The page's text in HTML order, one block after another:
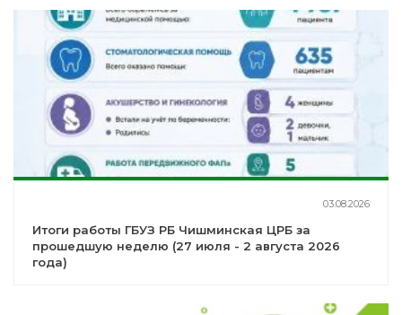
03.08.2026
Итоги работы ГБУЗ РБ Чишминская ЦРБ за
прошедшую неделю (27 июля - 2 августа 2026
года)